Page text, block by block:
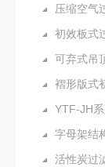
压缩空气
初效板式
可弃式吊
褶形版式
YTF-JH
字母架结
活性炭过